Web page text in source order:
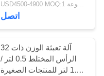
USD4500-4900 MOQ:1 مجموعة
اتصل
32 آلة تعبئة الوزن ذات
الرأس المختلط 0.5 لتر /
1.6 لتر للمنتجات الصغيرة